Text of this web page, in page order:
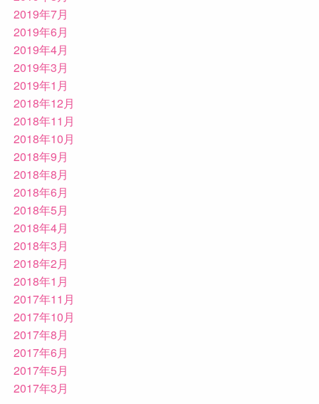
2019年7月
2019年6月
2019年4月
2019年3月
2019年1月
2018年12月
2018年11月
2018年10月
2018年9月
2018年8月
2018年6月
2018年5月
2018年4月
2018年3月
2018年2月
2018年1月
2017年11月
2017年10月
2017年8月
2017年6月
2017年5月
2017年3月